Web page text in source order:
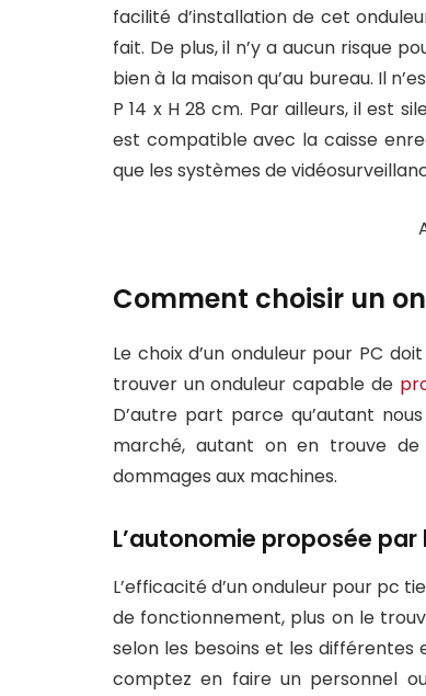
facilité d’installation de cet
fait. De plus, il n’y a aucun risque
bien à la maison qu’au bureau. Il
P 14 x H 28 cm. Par ailleurs, il est
est compatible avec la caisse
que les systèmes de
Comment choisir un
Le choix d’un onduleur pour PC
trouver un onduleur capable de
D’autre part parce qu’autant
marché, autant on en trouve de
dommages aux machines.
L’autonomie proposée par
L’efficacité d’un onduleur pour pc
de fonctionnement, plus on le
selon les besoins et les différentes
comptez en faire un personnel